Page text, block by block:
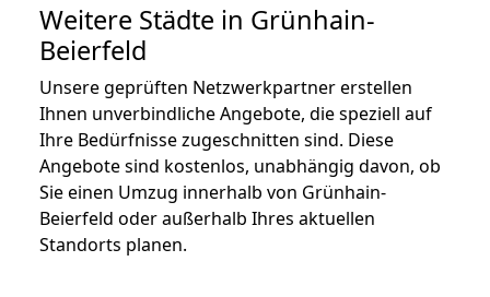
Weitere Städte in Grünhain-
Beierfeld
Unsere geprüften Netzwerkpartner erstellen
Ihnen unverbindliche Angebote, die speziell auf
Ihre Bedürfnisse zugeschnitten sind. Diese
Angebote sind kostenlos, unabhängig davon, ob
Sie einen Umzug innerhalb von Grünhain-
Beierfeld oder außerhalb Ihres aktuellen
Standorts planen.